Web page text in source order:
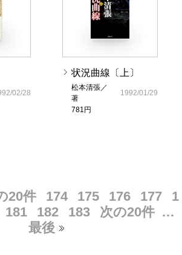
02/28
状況曲線〔上〕
松本清張／
著
781円
1992/01/29
20件 174 175 176 177
1
181 182 183 次の20件 …
最後